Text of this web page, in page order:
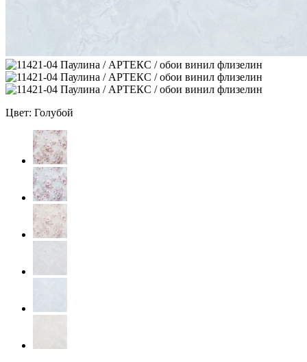
Цвет: Голубой